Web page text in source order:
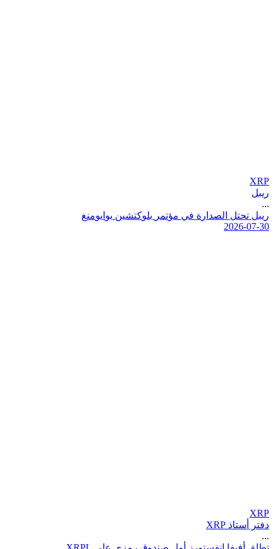
XRP
ريبل
...
ر يبل تحتل لصد ر ة في مؤتمر بلوكتشين بو يومنغ
2026-07-30
XRP
دفتر أستاذ XRP
...